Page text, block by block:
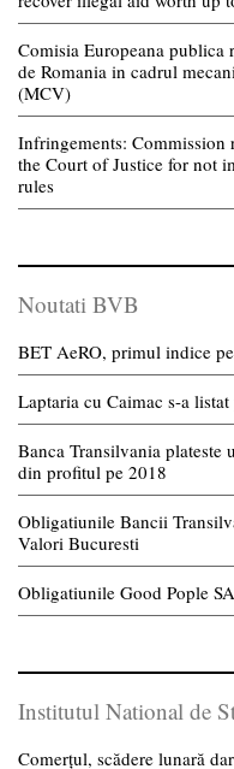
Comisia Europeana
de Romania in cadrul
(MCV)
Infringements: Commission
the Court of Justice for not
rules
Noutati BVB
BET AeRO, primul indice
Laptaria cu Caimac s-a
Banca Transilvania
din profitul pe 2018
Obligatiunile Bancii
Valori Bucuresti
Obligatiunile Good Pople
Institutul National de
Comerțul, scădere lunară